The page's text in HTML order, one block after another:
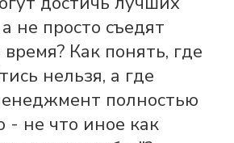
не просто съедят
Как понять, где
нельзя, а где
полностью
- не что иное как